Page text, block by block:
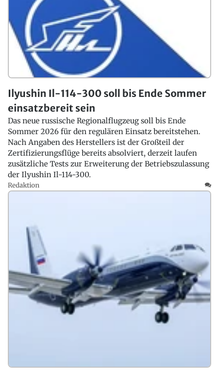
Ilyushin Il-114-300 soll bis Ende Sommer
einsatzbereit sein
Das neue russische Regionalflugzeug soll bis Ende
Sommer 2026 für den regulären Einsatz bereitstehen.
Nach Angaben des Herstellers ist der Großteil der
Zertifizierungsflüge bereits absolviert, derzeit laufen
zusätzliche Tests zur Erweiterung der Betriebszulassung
der Ilyushin Il-114-300.
Redaktion